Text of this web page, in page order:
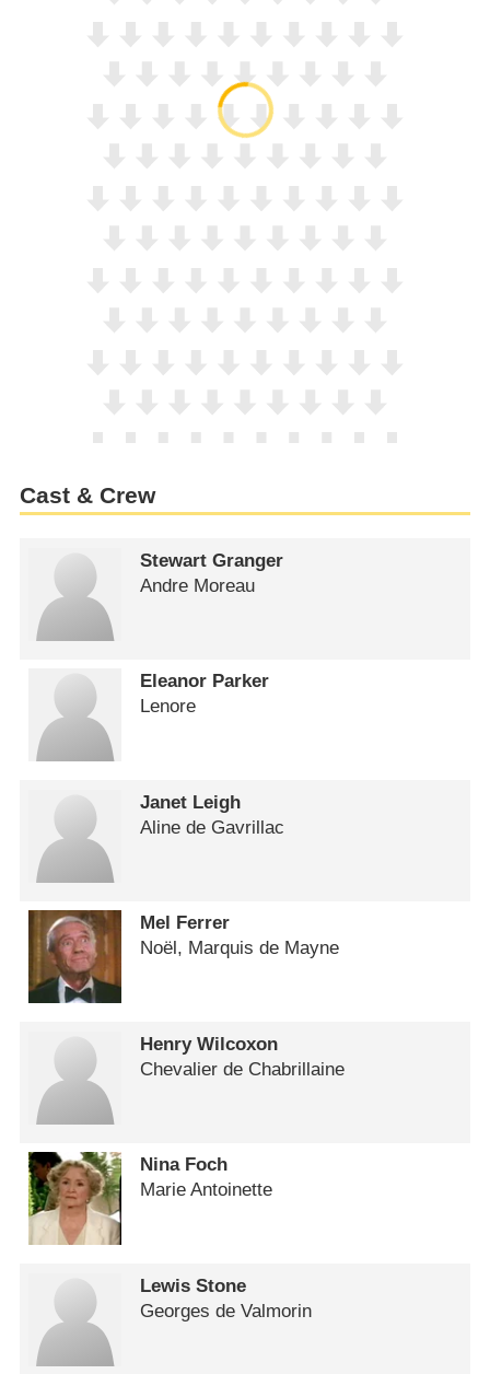
Cast & Crew
Stewart Granger
Andre Moreau
Eleanor Parker
Lenore
Janet Leigh
Aline de Gavrillac
Mel Ferrer
Noël, Marquis de Mayne
Henry Wilcoxon
Chevalier de Chabrillaine
Nina Foch
Marie Antoinette
Lewis Stone
Georges de Valmorin